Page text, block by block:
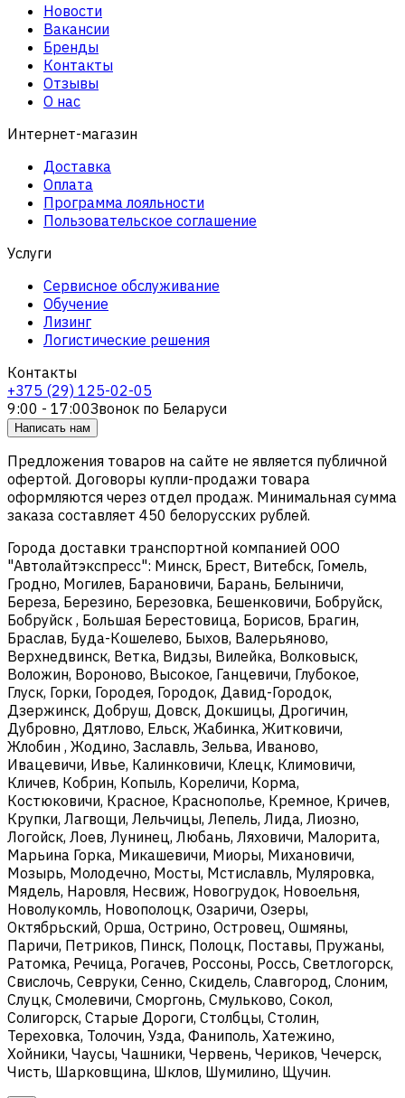
Новости
Вакансии
Бренды
Контакты
Отзывы
О нас
Интернет-магазин
Доставка
Оплата
Программа лояльности
Пользовательское соглашение
Услуги
Сервисное обслуживание
Обучение
Лизинг
Логистические решения
Контакты
+375 (29) 125-02-05
9:00 - 17:00Звонок по Беларуси
Написать нам
Предложения товаров на сайте не является публичной
офертой. Договоры купли-продажи товара
оформляются через отдел продаж. Минимальная сумма
заказа составляет 450 белорусских рублей.
Города доставки транспортной компанией ООО
"Автолайтэкспресс": Минск, Брест, Витебск, Гомель,
Гродно, Могилев, Барановичи, Барань, Белыничи,
Береза, Березино, Березовка, Бешенковичи, Бобруйск,
Бобруйск , Большая Берестовица, Борисов, Брагин,
Браслав, Буда-Кошелево, Быхов, Валерьяново,
Верхнедвинск, Ветка, Видзы, Вилейка, Волковыск,
Воложин, Вороново, Высокое, Ганцевичи, Глубокое,
Глуск, Горки, Городея, Городок, Давид-Городок,
Дзержинск, Добруш, Довск, Докшицы, Дрогичин,
Дубровно, Дятлово, Ельск, Жабинка, Житковичи,
Жлобин , Жодино, Заславль, Зельва, Иваново,
Ивацевичи, Ивье, Калинковичи, Клецк, Климовичи,
Кличев, Кобрин, Копыль, Кореличи, Корма,
Костюковичи, Красное, Краснополье, Кремное, Кричев,
Крупки, Лагвощи, Лельчицы, Лепель, Лида, Лиозно,
Логойск, Лоев, Лунинец, Любань, Ляховичи, Малорита,
Марьина Горка, Микашевичи, Миоры, Михановичи,
Мозырь, Молодечно, Мосты, Мстиславль, Муляровка,
Мядель, Наровля, Несвиж, Новогрудок, Новоельня,
Новолукомль, Новополоцк, Озаричи, Озеры,
Октябрьский, Орша, Острино, Островец, Ошмяны,
Паричи, Петриков, Пинск, Полоцк, Поставы, Пружаны,
Ратомка, Речица, Рогачев, Россоны, Россь, Светлогорск,
Свислочь, Севруки, Сенно, Скидель, Славгород, Слоним,
Слуцк, Смолевичи, Сморгонь, Смульково, Сокол,
Солигорск, Старые Дороги, Столбцы, Столин,
Тереховка, Толочин, Узда, Фаниполь, Хатежино,
Хойники, Чаусы, Чашники, Червень, Чериков, Чечерск,
Чисть, Шарковщина, Шклов, Шумилино, Щучин.